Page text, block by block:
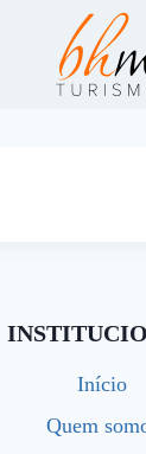
Início
Quem